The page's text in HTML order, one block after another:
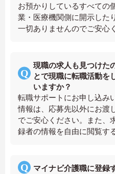
お預かりしているすべての
業・医療機関側に開示した
一切ありませんのでご安心
現職の求人も見つけた
とで現職に転職活動を
いますか？
転職サポートにお申し込み
情報は、応募先以外にお渡
でご安心ください。また、
録者の情報を自由に閲覧す
マイナビ介護職に登録